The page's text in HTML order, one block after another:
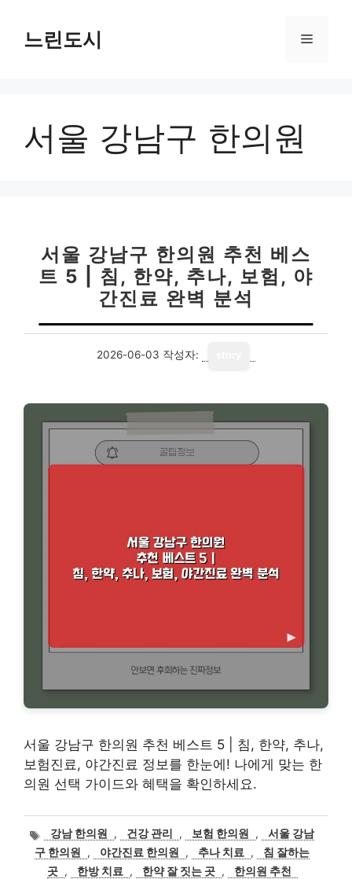
느린도시 메
서울 강남구 한의원
서울 강남구 한의원 추천 베스
트 5 | 침, 한약, 추나, 보험, 야
간진료 완벽 분석
2026-06-03 작성자:
서울 강남구 한의원 추천 베스트 5 | 침, 한약, 추나,
보험진료, 야간진료 정보를 한눈에! 나에게 맞는 한
의원 선택 가이드와 혜택을 확인하세요.
태
그
강남 한의원 , 건강 관리 , 보험 한의원 ,
서울 강남
구 한의원
, 야간진료 한의원 , 추나 치료 ,
침 잘하는
곳 , 한방 치료 , 한약 잘 짓는 곳 , 한의원 추천